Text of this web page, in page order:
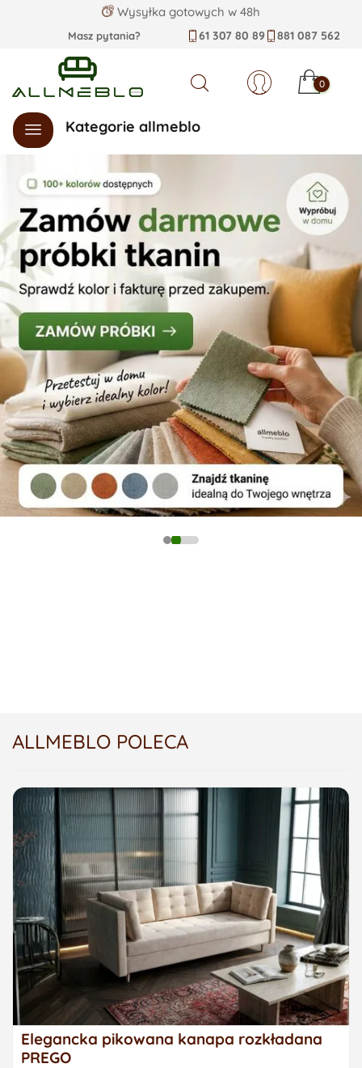
Wysyłka gotowych w 48h
Masz pytania? 61 307 80 89 881 087 562
Szukaj 0
Kategorie allmeblo
ALLMEBLO POLECA
Elegancka pikowana kanapa rozkładana
PREGO